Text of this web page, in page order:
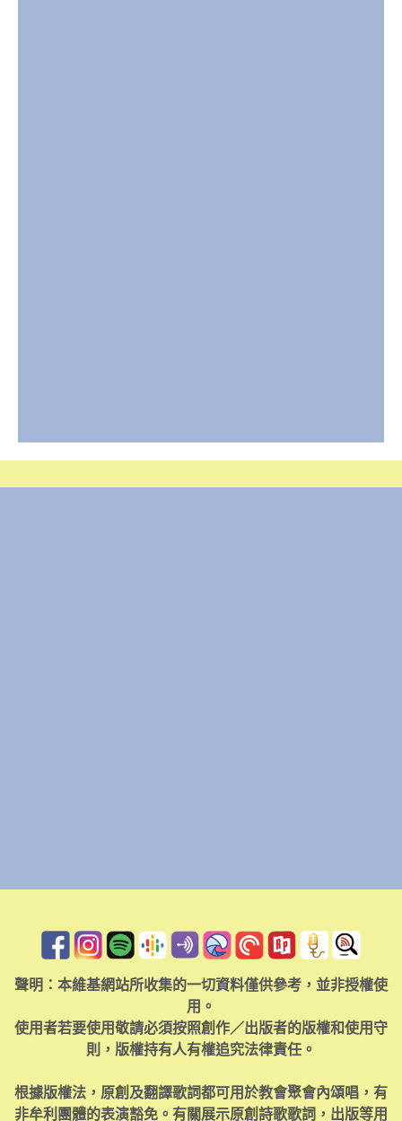
聲明：本維基網站所收集的一切資料僅供參考，並非授權使
用。
使用者若要使用敬請必須按照創作／出版者的版權和使用守
則，版權持有人有權追究法律責任。
根據版權法，原創及翻譯歌詞都可用於教會聚會內頌唱，有
非牟利團體的表演豁免。有關展示原創詩歌歌詞，出版等用